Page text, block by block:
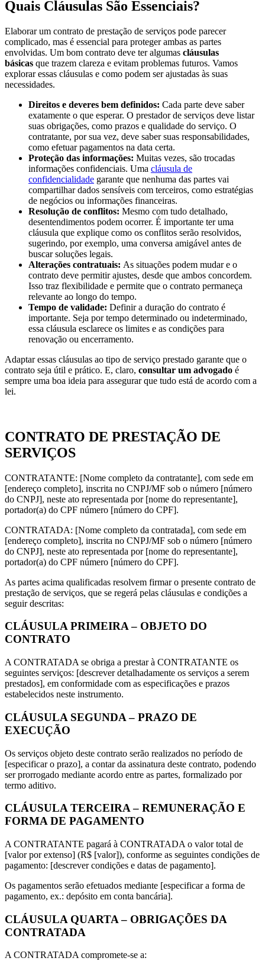
Quais Cláusulas São Essenciais?
Elaborar um contrato de prestação de serviços pode parecer
complicado, mas é essencial para proteger ambas as partes
envolvidas. Um bom contrato deve ter algumas cláusulas
básicas que trazem clareza e evitam problemas futuros. Vamos
explorar essas cláusulas e como podem ser ajustadas às suas
necessidades.
Direitos e deveres bem definidos: Cada parte deve saber
exatamente o que esperar. O prestador de serviços deve listar
suas obrigações, como prazos e qualidade do serviço. O
contratante, por sua vez, deve saber suas responsabilidades,
como efetuar pagamentos na data certa.
Proteção das informações: Muitas vezes, são trocadas
informações confidenciais. Uma cláusula de
confidencialidade garante que nenhuma das partes vai
compartilhar dados sensíveis com terceiros, como estratégias
de negócios ou informações financeiras.
Resolução de conflitos: Mesmo com tudo detalhado,
desentendimentos podem ocorrer. É importante ter uma
cláusula que explique como os conflitos serão resolvidos,
sugerindo, por exemplo, uma conversa amigável antes de
buscar soluções legais.
Alterações contratuais: As situações podem mudar e o
contrato deve permitir ajustes, desde que ambos concordem.
Isso traz flexibilidade e permite que o contrato permaneça
relevante ao longo do tempo.
Tempo de validade: Definir a duração do contrato é
importante. Seja por tempo determinado ou indeterminado,
essa cláusula esclarece os limites e as condições para
renovação ou encerramento.
Adaptar essas cláusulas ao tipo de serviço prestado garante que o
contrato seja útil e prático. E, claro, consultar um advogado é
sempre uma boa ideia para assegurar que tudo está de acordo com a
lei.
CONTRATO DE PRESTAÇÃO DE
SERVIÇOS
CONTRATANTE: [Nome completo da contratante], com sede em
[endereço completo], inscrita no CNPJ/MF sob o número [número
do CNPJ], neste ato representada por [nome do representante],
portador(a) do CPF número [número do CPF].
CONTRATADA: [Nome completo da contratada], com sede em
[endereço completo], inscrita no CNPJ/MF sob o número [número
do CNPJ], neste ato representada por [nome do representante],
portador(a) do CPF número [número do CPF].
As partes acima qualificadas resolvem firmar o presente contrato de
prestação de serviços, que se regerá pelas cláusulas e condições a
seguir descritas:
CLÁUSULA PRIMEIRA – OBJETO DO
CONTRATO
A CONTRATADA se obriga a prestar à CONTRATANTE os
seguintes serviços: [descrever detalhadamente os serviços a serem
prestados], em conformidade com as especificações e prazos
estabelecidos neste instrumento.
CLÁUSULA SEGUNDA – PRAZO DE
EXECUÇÃO
Os serviços objeto deste contrato serão realizados no período de
[especificar o prazo], a contar da assinatura deste contrato, podendo
ser prorrogado mediante acordo entre as partes, formalizado por
termo aditivo.
CLÁUSULA TERCEIRA – REMUNERAÇÃO E
FORMA DE PAGAMENTO
A CONTRATANTE pagará à CONTRATADA o valor total de
[valor por extenso] (R$ [valor]), conforme as seguintes condições de
pagamento: [descrever condições e datas de pagamento].
Os pagamentos serão efetuados mediante [especificar a forma de
pagamento, ex.: depósito em conta bancária].
CLÁUSULA QUARTA – OBRIGAÇÕES DA
CONTRATADA
A CONTRATADA compromete-se a: